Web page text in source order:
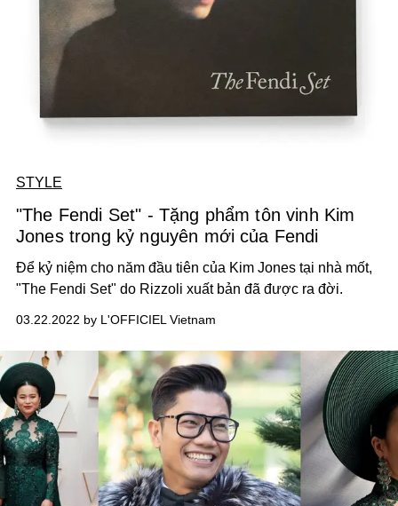
STYLE
"The Fendi Set" - Tặng phẩm tôn vinh Kim
Jones trong kỷ nguyên mới của Fendi
Để kỷ niệm cho năm đầu tiên của Kim Jones tại nhà mốt,
"The Fendi Set" do Rizzoli xuất bản đã được ra đời.
03.22.2022 by L'OFFICIEL Vietnam